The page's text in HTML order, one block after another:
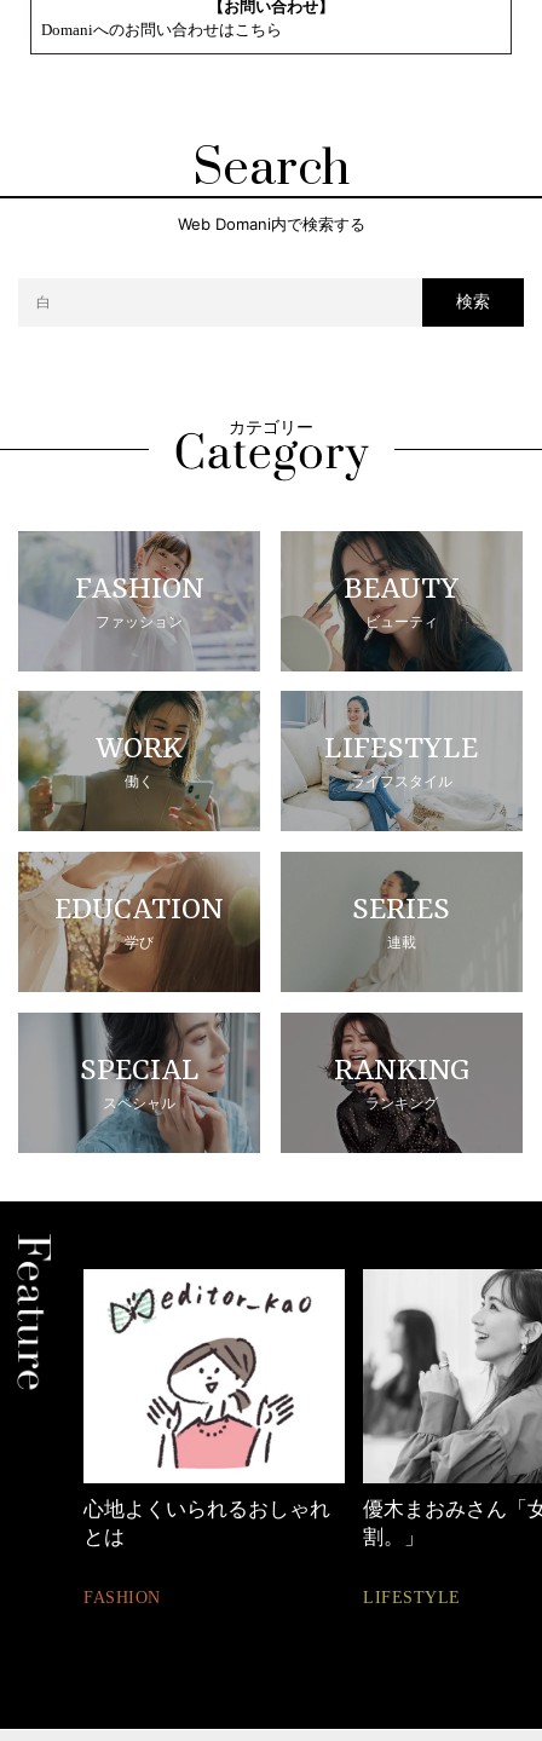
【お問い合わせ】
Domaniへのお問い合わせはこちら
Search
Web Domani内で検索する
検索
カテゴリー
FASHION
ファッション
BEAUTY
ビューティ
WORK
働く
LIFESTYLE
ライフスタイル
EDUCATION
学び
SERIES
連載
SPECIAL
スペシャル
RANKING
ランキング
心地よくいられるおしゃれ
とは
FASHION
優木まおみさん「
割。」
LIFESTYLE